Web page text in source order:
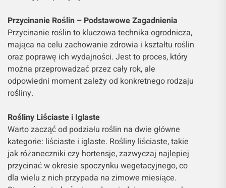
Przycinanie Roślin – Podstawowe Zagadnienia
Przycinanie roślin to kluczowa technika ogrodnicza,
mająca na celu zachowanie zdrowia i kształtu roślin
oraz poprawę ich wydajności. Jest to proces, który
można przeprowadzać przez cały rok, ale
odpowiedni moment zależy od konkretnego rodzaju
rośliny.
Rośliny Liściaste i Iglaste
Warto zacząć od podziału roślin na dwie główne
kategorie: liściaste i iglaste. Rośliny liściaste, takie
jak różaneczniki czy hortensje, zazwyczaj najlepiej
przycinać w okresie spoczynku wegetacyjnego, co
dla wielu z nich przypada na zimowe miesiące.